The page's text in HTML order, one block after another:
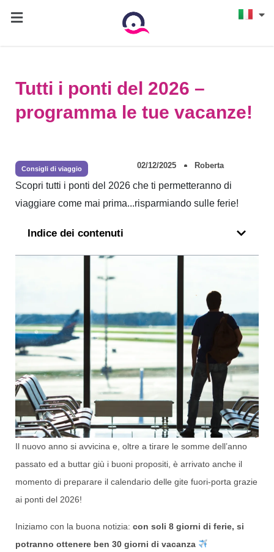
Tutti i ponti del 2026 –
programma le tue vacanze!
Consigli di viaggio 02/12/2025 Roberta
Scopri tutti i ponti del 2026 che ti permetteranno di
viaggiare come mai prima...risparmiando sulle ferie!
Indice dei contenuti
Il nuovo anno si avvicina e, oltre a tirare le somme dell’anno
passato ed a buttar giù i buoni propositi, è arrivato anche il
momento di preparare il calendario delle gite fuori-porta grazie
ai ponti del 2026!
Iniziamo con la buona notizia: con soli 8 giorni di ferie, si
potranno ottenere ben 30 giorni di vacanza